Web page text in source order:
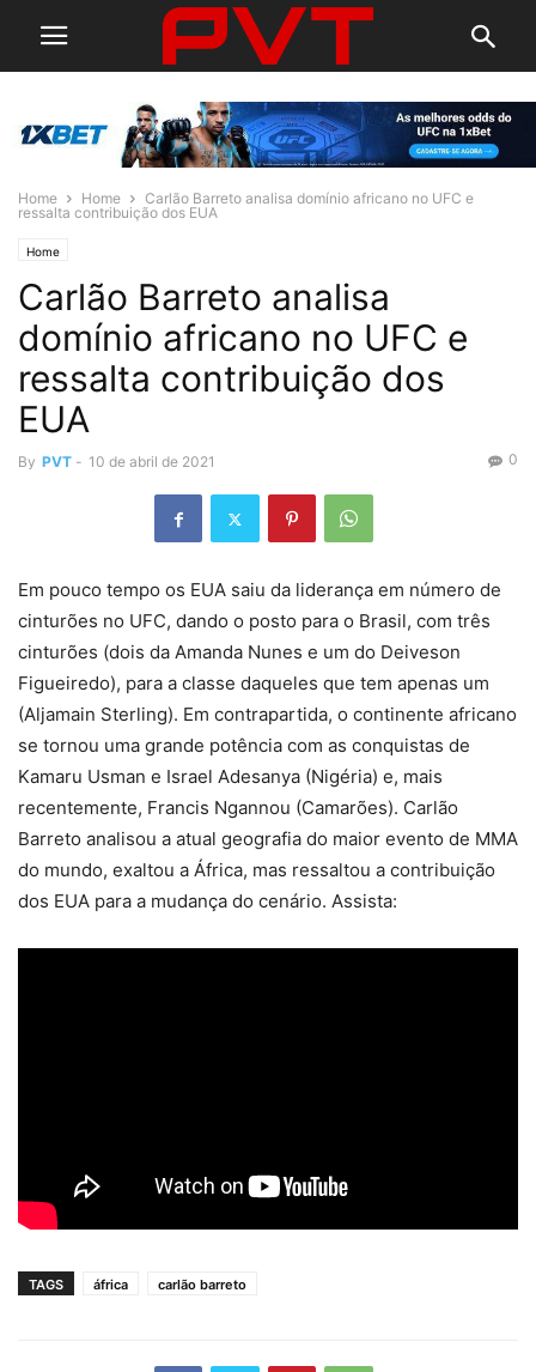
Home Home
Carlão Barreto analisa domínio africano no UFC e
ressalta contribuição dos EUA
Home
Carlão Barreto analisa
domínio africano no UFC e
ressalta contribuição dos
EUA
By PVT - 10 de abril de 2021 0
Em pouco tempo os EUA saiu da liderança em número de
cinturões no UFC, dando o posto para o Brasil, com três
cinturões (dois da Amanda Nunes e um do Deiveson
Figueiredo), para a classe daqueles que tem apenas um
(Aljamain Sterling). Em contrapartida, o continente africano
se tornou uma grande potência com as conquistas de
Kamaru Usman e Israel Adesanya (Nigéria) e, mais
recentemente, Francis Ngannou (Camarões). Carlão
Barreto analisou a atual geografia do maior evento de MMA
do mundo, exaltou a África, mas ressaltou a contribuição
dos EUA para a mudança do cenário. Assista:
TAGS áfrica carlão barreto